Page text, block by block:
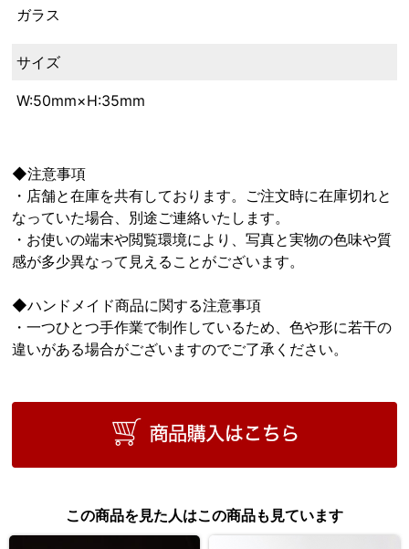
ガラス
サイズ
W:50mm×H:35mm
◆注意事項
・店舗と在庫を共有しております。ご注文時に在庫切れと
なっていた場合、別途ご連絡いたします。
・お使いの端末や閲覧環境により、写真と実物の色味や質
感が多少異なって見えることがございます。
◆ハンドメイド商品に関する注意事項
・一つひとつ手作業で制作しているため、色や形に若干の
違いがある場合がございますのでご了承ください。
この商品を見た人はこの商品も見ています